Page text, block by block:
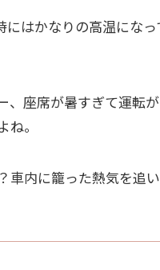
はかなりの高温にな
座席が暑すぎて運転
。
車内に籠った熱気を追